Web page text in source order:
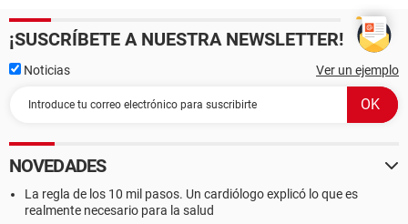
¡SUSCRÍBETE A NUESTRA NEWSLETTER!
Noticias Ver un ejemplo
NOVEDADES
La regla de los 10 mil pasos. Un cardiólogo explicó lo que es
realmente necesario para la salud